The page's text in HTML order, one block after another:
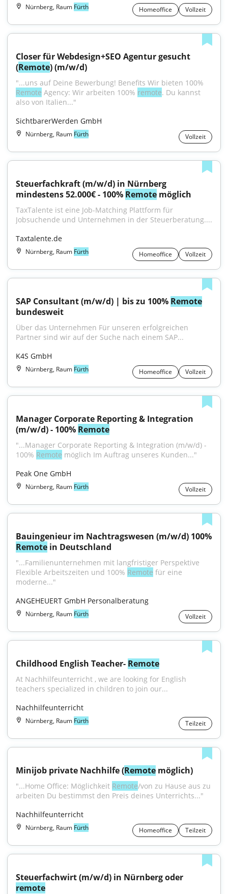
Nürnberg, Raum Fürth Homeoffice Vollzeit
Closer für Webdesign+SEO Agentur gesucht
(Remote) (m/w/d)
Remote Agency: Wir arbeiten 100% remote. Du kannst
also von Italien..."
SichtbarerWerden GmbH
Nürnberg, Raum Fürth Vollzeit
Steuerfachkraft (m/w/d) in Nürnberg
mindestens 52.000€ - 100% Remote möglich
TaxTalente ist eine Job-Matching Plattform für
Jobsuchende und Unternehmen in der Steuerberatung....
Taxtalente.de
Nürnberg, Raum Fürth Homeoffice Vollzeit
SAP Consultant (m/w/d) | bis zu 100% Remote
bundesweit
Über das Unternehmen Für unseren erfolgreichen
Partner sind wir auf der Suche nach einem SAP...
K4S GmbH
Nürnberg, Raum Fürth Homeoffice Vollzeit
Manager Corporate Reporting & Integration
(m/w/d) - 100% Remote
"...Manager Corporate Reporting & Integration (m/w/d) -
100% Remote möglich Im Auftrag unseres Kunden..."
Peak One GmbH
Nürnberg, Raum Fürth Vollzeit
Remote in Deutschland
"...Familienunternehmen mit langfristiger Perspektive
Flexible Arbeitszeiten und 100% Remote für eine
moderne..."
ANGEHEUERT GmbH Personalberatung
Nürnberg, Raum Fürth Vollzeit
Childhood English Teacher- Remote
At Nachhilfeunterricht , we are looking for English
teachers specialized in children to join our...
Nachhilfeunterricht
Nürnberg, Raum Fürth Teilzeit
Minijob private Nachhilfe (Remote möglich)
"...Home Office: Möglichkeit Remote/von zu Hause aus zu
arbeiten Du bestimmst den Preis deines Unterrichts..."
Nachhilfeunterricht
Nürnberg, Raum Fürth Homeoffice Teilzeit
remote